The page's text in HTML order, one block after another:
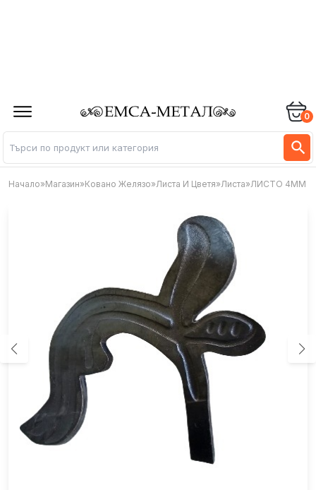
0
Начало»Магазин»Ковано Желязо»Листа И Цветя»Листа»ЛИСТО 4ММ